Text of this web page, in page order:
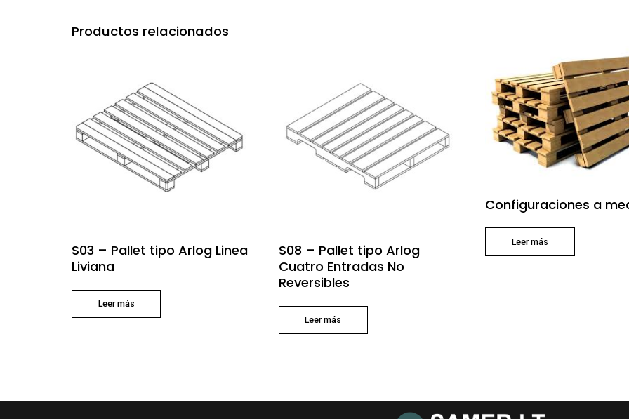
Productos relacionados
S03 – Pallet tipo Arlog Linea
Liviana
Leer más
S08 – Pallet tipo Arlog
Cuatro Entradas No
Reversibles
Leer más
Configuraciones a
Leer más